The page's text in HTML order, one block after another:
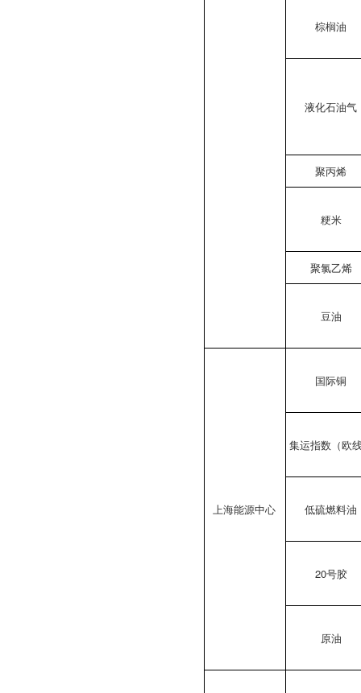
棕榈油
液化石油气
聚丙烯
粳米
聚氯乙烯
豆油
上海能源中心
国际铜
集运指数（欧
低硫燃料油
20号胶
原油